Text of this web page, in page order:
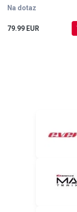
Na dotaz
79.99 EUR